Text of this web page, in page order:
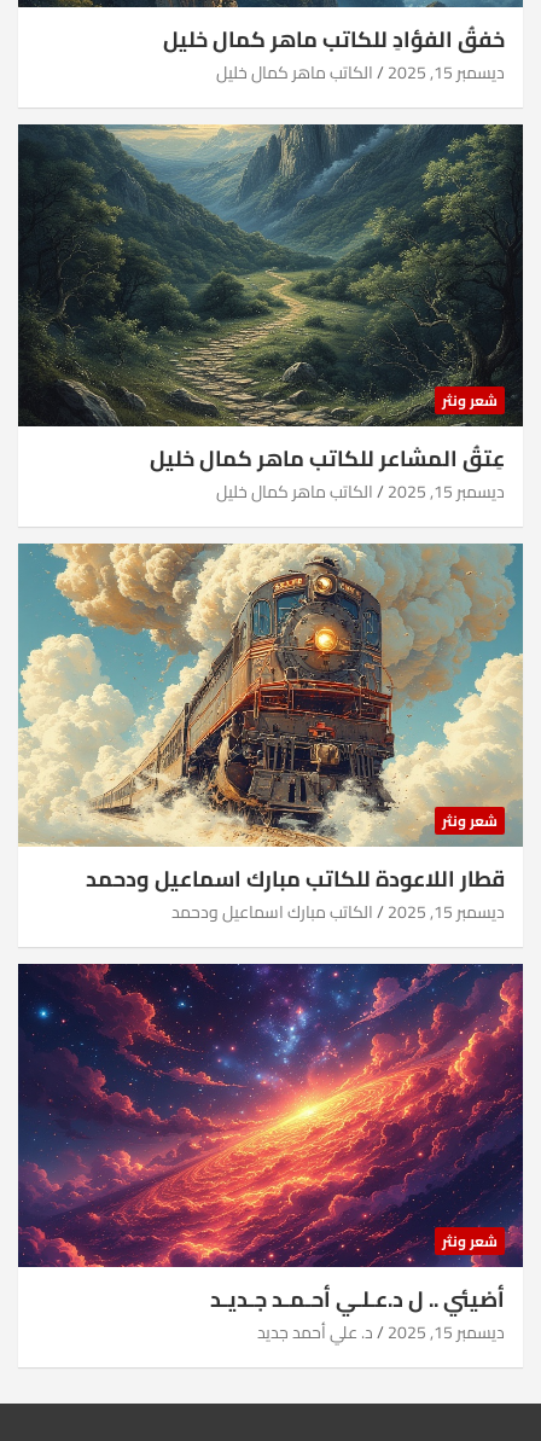
خفقُ الفؤادِ للكاتب ماهر كمال خليل
ديسمبر 15, 2025 الكاتب ماهر كمال خليل
شعر ونثر
عِتقُ المشاعر للكاتب ماهر كمال خليل
ديسمبر 15, 2025 الكاتب ماهر كمال خليل
شعر ونثر
قطار اللاعودة للكاتب مبارك اسماعيل ودحمد
ديسمبر 15, 2025 الكاتب مبارك اسماعيل ودحمد
شعر ونثر
أضيئي .. ل د.عـلـي أحـمـد جـديـد
ديسمبر 15, 2025 د. علي أحمد جديد